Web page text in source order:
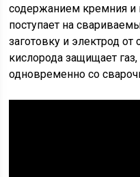
содержанием кремния и
поступает на
заготовку и электрод от
кислорода защищает
одновременно со